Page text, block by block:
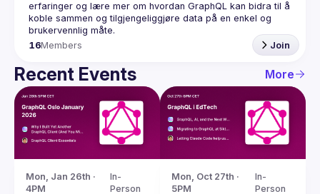
erfaringer og lære mer om hvordan GraphQL kan bidra til å
koble sammen og tilgjengeliggjøre data på en enkel og
16Members Join
Recent Events More
Mon, Jan 26th ·
4PM
In-
Person
Mon, Oct 27th ·
5PM
In-
Person